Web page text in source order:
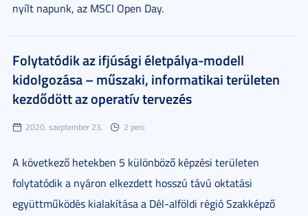
nyílt napunk, az MSCI Open Day.
Folytatódik az ifjúsági életpálya-modell
kidolgozása – műszaki, informatikai területen
kezdődött az operatív tervezés
2020. szeptember 23. 2 perc
A következő hetekben 5 különböző képzési területen
folytatódik a nyáron elkezdett hosszú távú oktatási
együttműködés kialakítása a Dél-alföldi régió Szakképző